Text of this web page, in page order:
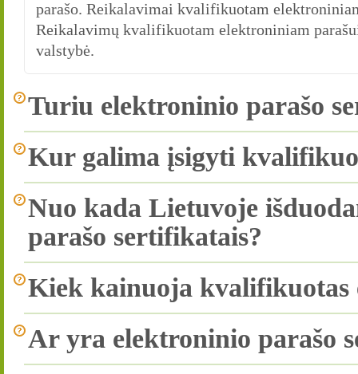
parašo. Reikalavimai kvalifikuotam
Reikalavimų kvalifikuotam elektroniniam
valstybė.
Turiu elektroninio parašo
Kur galima įsigyti
Nuo kada Lietuvoje
parašo sertifikatais?
Kiek kainuoja kvalifikuotas
Ar yra elektroninio parašo